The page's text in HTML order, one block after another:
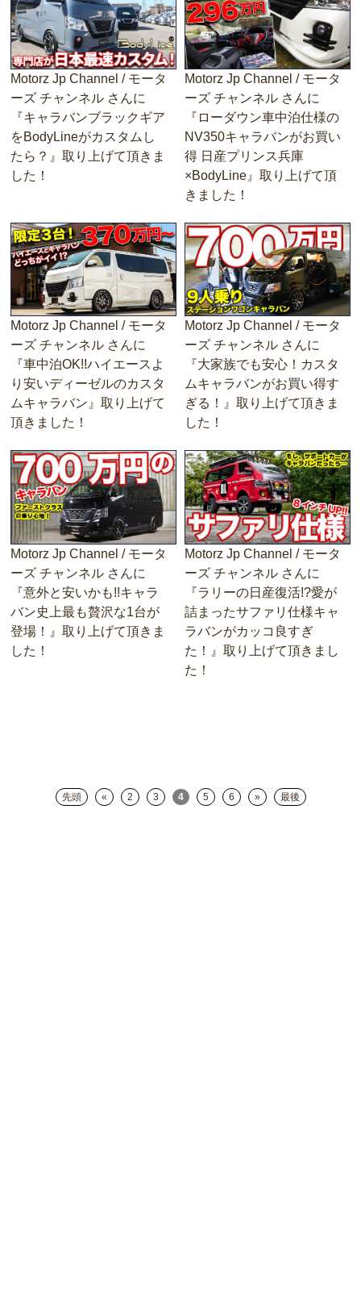
Motorz Jp Channel / モータ
ーズ チャンネル さんに
『キャラバンブラックギア
をBodyLineがカスタムし
たら？』取り上げて頂きま
した！
Motorz Jp Channel / モータ
ーズ チャンネル さんに
『ローダウン車中泊仕様の
NV350キャラバンがお買い
得 日産プリンス兵庫
×BodyLine』取り上げて頂
きました！
Motorz Jp Channel / モータ
ーズ チャンネル さんに
『車中泊OK!!ハイエースよ
り安いディーゼルのカスタ
ムキャラバン』取り上げて
頂きました！
Motorz Jp Channel / モータ
ーズ チャンネル さんに
『大家族でも安心！カスタ
ムキャラバンがお買い得す
ぎる！』取り上げて頂きま
した！
Motorz Jp Channel / モータ
ーズ チャンネル さんに
『意外と安いかも!!キャラ
バン史上最も贅沢な1台が
登場！』取り上げて頂きま
した！
Motorz Jp Channel / モータ
ーズ チャンネル さんに
『ラリーの日産復活!?愛が
詰まったサファリ仕様キャ
ラバンがカッコ良すぎ
た！』取り上げて頂きまし
た！
先頭 « 2 3 4 5 6 » 最後